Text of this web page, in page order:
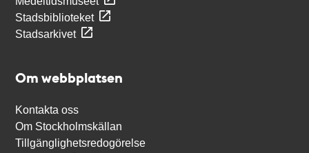
Stadsbiblioteket
Stadsarkivet
Om webbplatsen
Kontakta oss
Om Stockholmskällan
Tillgänglighetsredogörelse